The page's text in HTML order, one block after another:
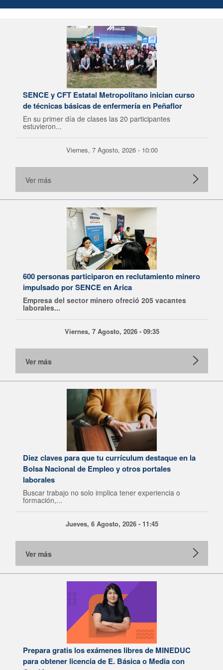
SENCE y CFT Estatal Metropolitano inician curso
de técnicas básicas de enfermería en Peñaflor
En su primer día de clases las 20 participantes
estuvieron...
Viernes, 7 Agosto, 2026 - 10:00
Ver más
600 personas participaron en reclutamiento minero
impulsado por SENCE en Arica
Empresa del sector minero ofreció 205 vacantes
laborales...
Viernes, 7 Agosto, 2026 - 09:35
Ver más
Diez claves para que tu currículum destaque en la
Bolsa Nacional de Empleo y otros portales
laborales
Buscar trabajo no solo implica tener experiencia o
formación,...
Jueves, 6 Agosto, 2026 - 11:45
Ver más
Prepara gratis los exámenes libres de MINEDUC
para obtener licencia de E. Básica o Media con